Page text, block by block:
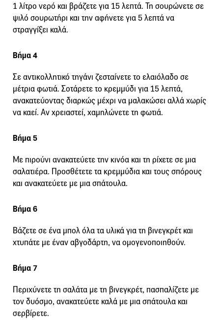
1 λίτρο νερό και βράζετε για 15 λεπτά. Τη σουρώνετε σε
ψιλό σουρωτήρι και την αφήνετε για 5 λεπτά να
στραγγίξει καλά.
Βήμα 4
Σε αντικολλητικό τηγάνι ζεσταίνετε το ελαιόλαδο σε
μέτρια φωτιά. Σοτάρετε το κρεμμύδι για 15 λεπτά,
ανακατεύοντας διαρκώς μέχρι να μαλακώσει αλλά χωρίς
να καεί. Αν χρειαστεί, χαμηλώνετε τη φωτιά.
Βήμα 5
Με πιρούνι ανακατεύετε την κινόα και τη ρίχετε σε μια
σαλατιέρα. Προσθέτετε τα κρεμμύδια και τους σπόρους
και ανακατεύετε με μια σπάτουλα.
Βήμα 6
Βάζετε σε ένα μπολ όλα τα υλικά για τη βινεγκρέτ και
χτυπάτε με έναν αβγοδάρτη, να ομογενοποιηθούν.
Βήμα 7
Περιχύνετε τη σαλάτα με τη βινεγκρέτ, πασπαλίζετε με
τον δυόσμο, ανακατεύετε καλά με μια σπάτουλα και
σερβίρετε.